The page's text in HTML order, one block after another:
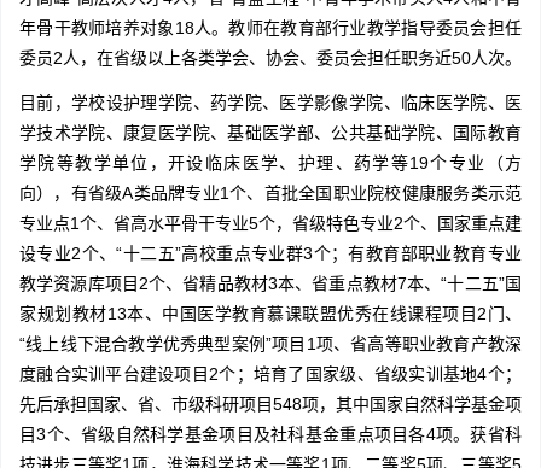
年骨干教师培养对象18人。教师在教育部行业教学指导委员会担任
委员2人，在省级以上各类学会、协会、委员会担任职务近50人次。
目前，学校设护理学院、药学院、医学影像学院、临床医学院、医
学技术学院、康复医学院、基础医学部、公共基础学院、国际教育
学院等教学单位，开设临床医学、护理、药学等19个专业（方
向），有省级A类品牌专业1个、首批全国职业院校健康服务类示范
专业点1个、省高水平骨干专业5个，省级特色专业2个、国家重点建
设专业2个、“十二五”高校重点专业群3个；有教育部职业教育专业
教学资源库项目2个、省精品教材3本、省重点教材7本、“十二五”国
家规划教材13本、中国医学教育慕课联盟优秀在线课程项目2门、
“线上线下混合教学优秀典型案例”项目1项、省高等职业教育产教深
度融合实训平台建设项目2个；培育了国家级、省级实训基地4个；
先后承担国家、省、市级科研项目548项，其中国家自然科学基金项
目3个、省级自然科学基金项目及社科基金重点项目各4项。获省科